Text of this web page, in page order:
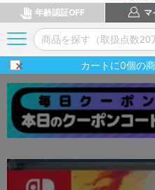
年齢認証OFF マ
カートに0個の